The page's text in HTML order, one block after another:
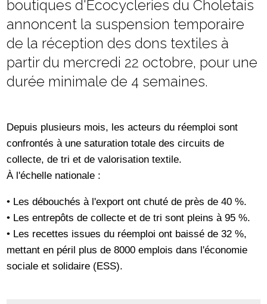
boutiques d'Écocycleries du Choletais
annoncent la suspension temporaire
de la réception des dons textiles à
partir du mercredi 22 octobre, pour une
durée minimale de 4 semaines.
Depuis plusieurs mois, les acteurs du réemploi sont
confrontés à une saturation totale des circuits de
collecte, de tri et de valorisation textile.
À l'échelle nationale :
• Les débouchés à l'export ont chuté de près de 40 %.
• Les entrepôts de collecte et de tri sont pleins à 95 %.
• Les recettes issues du réemploi ont baissé de 32 %,
mettant en péril plus de 8000 emplois dans l'économie
sociale et solidaire (ESS).